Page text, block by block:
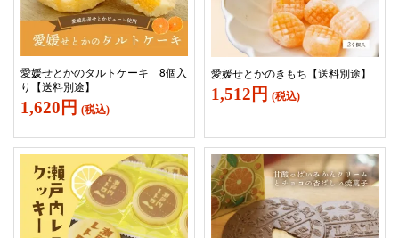
愛媛せとかのタルトケーキ 8個入
り【送料別途】
1,620円 (税込)
愛媛せとかのきもち【送料別途】
1,512円 (税込)